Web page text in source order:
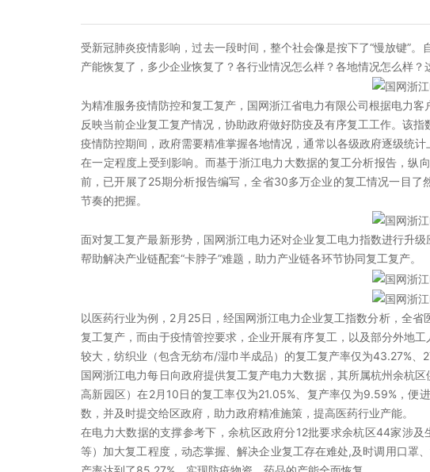
受新冠肺炎疫情影响，过去一段时间，整个社会像是按下了“慢放键”
产能恢复了，多少企业恢复了？各行业情况怎么样？各地情况怎么样
为精准服务疫情防控和复工复产，国网浙江省电力有限公司根据电力
反映当前企业复工复产情况，协助政府做好防疫及有序复工工作。该
疫情防控期间，政府需要精准掌握各地情况，通常以各级政府逐级统
在一定程度上受到影响。而基于浙江电力大数据的复工分析报告，纵
前，已开展了25期分析报告编写，全省30多万企业的复工情况一目
节奏的把握。
面对复工复产最新形势，国网浙江电力还对企业复工电力指数进行升
帮助解决产业链配套“卡脖子”难题，助力产业链各环节协同复工复产。
以医药行业为例，2月25日，经国网浙江电力企业复工指数分析，全
复工复产，而由于疫情管控要求，企业开展有序复工，以及部分外地
较大，纺织业（包含无纺布/湿巾半成品）的复工复产率仅为43.27%、
国网浙江电力每日向政府提供复工复产电力大数据，其所属杭州余杭
高新园区）在2月10日的复工率仅为21.05%、复产率仅为9.59%，便
数，并及时提交给区政府，助力政府精准施策，提高医药行业产能。
在电力大数据的支撑参考下，余杭区政府分12批要求余杭区44家涉
等）加大复工程度，动态掌握、解决企业复工存在难处,及时调用口罩